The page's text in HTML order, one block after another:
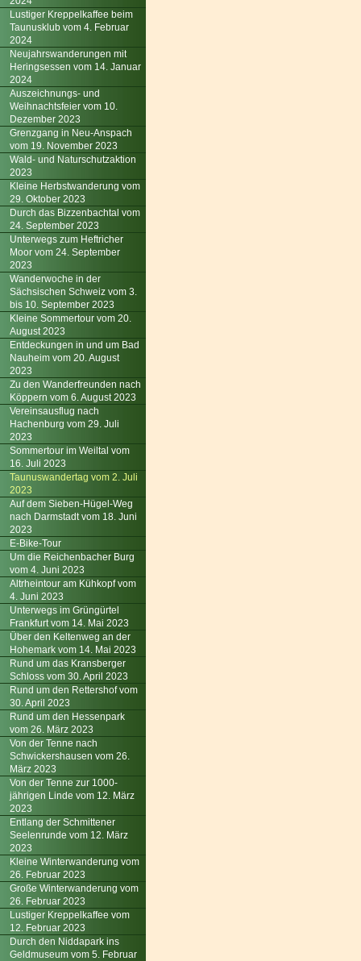
Lustiger Kreppelkaffee beim
Taunusklub vom 4. Februar
2024
Neujahrswanderungen mit
Heringsessen vom 14. Januar
2024
Auszeichnungs- und
Weihnachtsfeier vom 10.
Dezember 2023
Grenzgang in Neu-Anspach
vom 19. November 2023
Wald- und Naturschutzaktion
2023
Kleine Herbstwanderung vom
29. Oktober 2023
Durch das Bizzenbachtal vom
24. September 2023
Unterwegs zum Heftricher
Moor vom 24. September
2023
Wanderwoche in der
Sächsischen Schweiz vom 3.
bis 10. September 2023
Kleine Sommertour vom 20.
August 2023
Entdeckungen in und um Bad
Nauheim vom 20. August
2023
Zu den Wanderfreunden nach
Köppern vom 6. August 2023
Vereinsausflug nach
Hachenburg vom 29. Juli
2023
Sommertour im Weiltal vom
16. Juli 2023
Taunuswandertag vom 2. Juli
2023
Auf dem Sieben-Hügel-Weg
nach Darmstadt vom 18. Juni
2023
E-Bike-Tour
Um die Reichenbacher Burg
vom 4. Juni 2023
Altrheintour am Kühkopf vom
4. Juni 2023
Unterwegs im Grüngürtel
Frankfurt vom 14. Mai 2023
Über den Keltenweg an der
Hohemark vom 14. Mai 2023
Rund um das Kransberger
Schloss vom 30. April 2023
Rund um den Rettershof vom
30. April 2023
Rund um den Hessenpark
vom 26. März 2023
Von der Tenne nach
Schwickershausen vom 26.
März 2023
Von der Tenne zur 1000-
jährigen Linde vom 12. März
2023
Entlang der Schmittener
Seelenrunde vom 12. März
2023
Kleine Winterwanderung vom
26. Februar 2023
Große Winterwanderung vom
26. Februar 2023
Lustiger Kreppelkaffee vom
12. Februar 2023
Durch den Niddapark ins
Geldmuseum vom 5. Februar